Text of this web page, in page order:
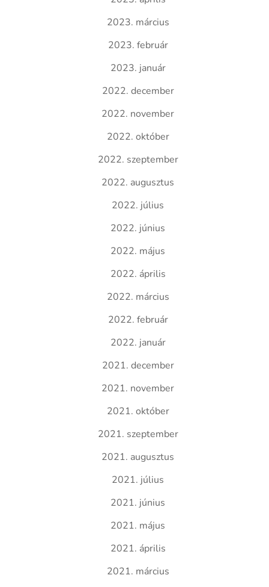
2023. március
2023. február
2023. január
2022. december
2022. november
2022. október
2022. szeptember
2022. augusztus
2022. július
2022. június
2022. május
2022. április
2022. március
2022. február
2022. január
2021. december
2021. november
2021. október
2021. szeptember
2021. augusztus
2021. július
2021. június
2021. május
2021. április
2021. március